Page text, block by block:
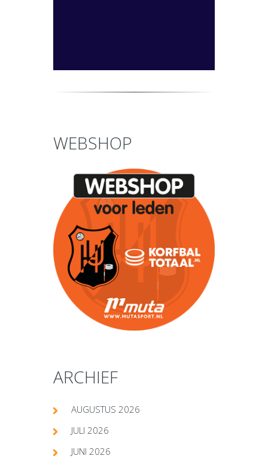
WEBSHOP
ARCHIEF
AUGUSTUS 2026
JULI 2026
JUNI 2026